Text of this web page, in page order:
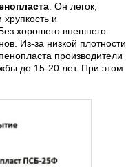
. Он легок,
и
хорошего внешнего
Из-за низкой плотности
производители
до 15-20 лет. При этом